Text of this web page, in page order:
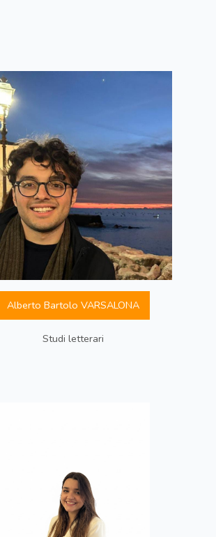
Alberto Bartolo VARSALONA
Studi letterari